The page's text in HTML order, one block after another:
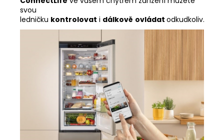
svou
ledničku kontrolovat i dálkově ovládat odkudkoliv.